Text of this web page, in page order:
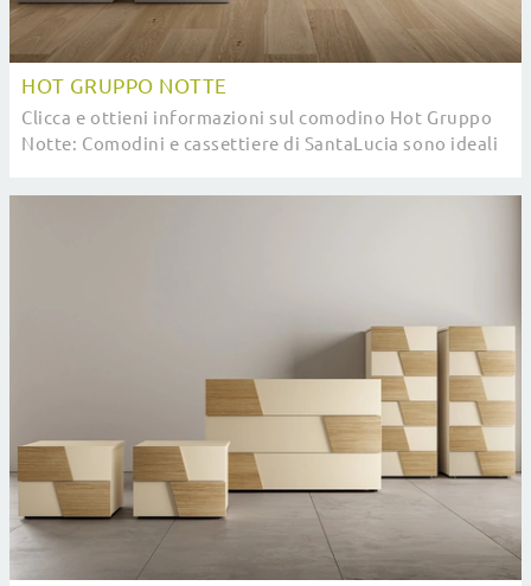
HOT GRUPPO NOTTE
Clicca e ottieni informazioni sul comodino Hot Gruppo
Notte: Comodini e cassettiere di SantaLucia sono ideali